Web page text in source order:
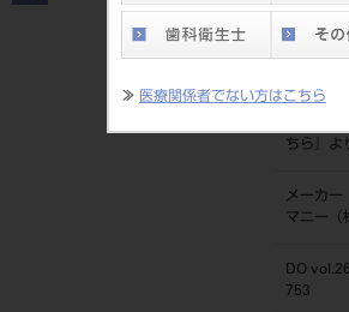
≫ 医療関係者でない方はこちら
標準価格
覧くださ
ネット
ちら
』
メーカー
マニー（
DO
753